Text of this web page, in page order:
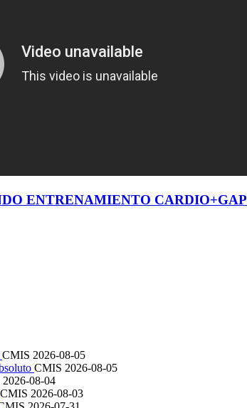
ENTRENAMIENTO CARDIO+GAP
CMIS 2026-08-05
CMIS 2026-08-05
2026-08-04
CMIS 2026-08-03